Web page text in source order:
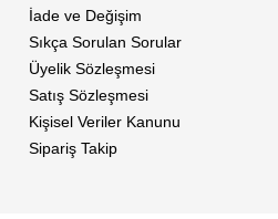
İade ve Değişim
Sıkça Sorulan Sorular
Üyelik Sözleşmesi
Satış Sözleşmesi
Kişisel Veriler Kanunu
Sipariş Takip